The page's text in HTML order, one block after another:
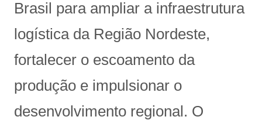
Brasil para ampliar a infraestrutura
logística da Região Nordeste,
fortalecer o escoamento da
produção e impulsionar o
desenvolvimento regional. O